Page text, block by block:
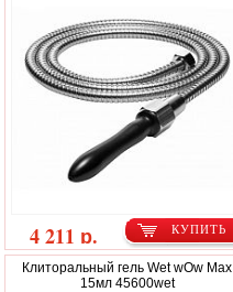
КУПИТЬ
4 211 р.
Клиторальный гель Wet wOw Max
15мл 45600wet